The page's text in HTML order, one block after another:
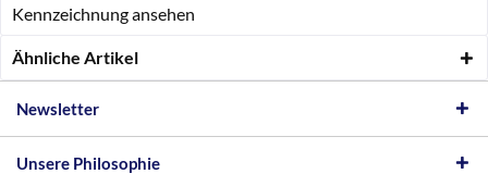
Kennzeichnung ansehen
Ähnliche Artikel
Newsletter
Unsere Philosophie